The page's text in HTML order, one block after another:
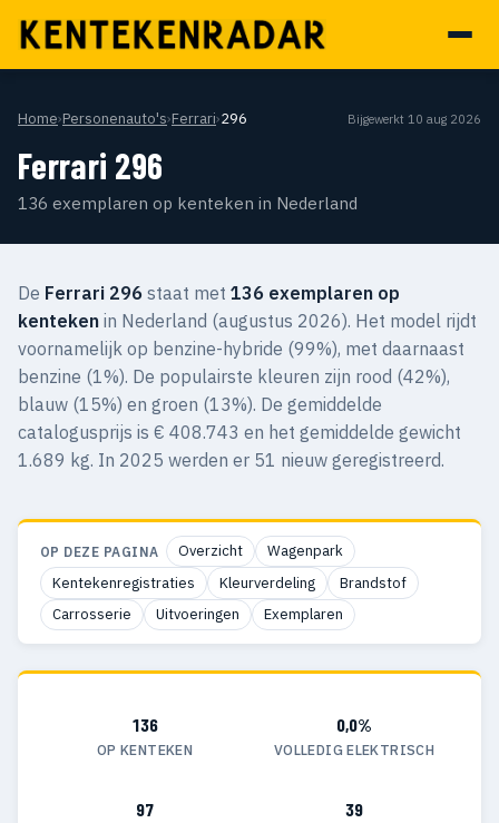
Home›Personenauto's›Ferrari›296 Bijgewerkt 10 aug 2026
Ferrari 296
136 exemplaren op kenteken in Nederland
De Ferrari 296 staat met 136 exemplaren op
kenteken in Nederland (augustus 2026). Het model rijdt
voornamelijk op benzine-hybride (99%), met daarnaast
benzine (1%). De populairste kleuren zijn rood (42%),
blauw (15%) en groen (13%). De gemiddelde
catalogusprijs is € 408.743 en het gemiddelde gewicht
1.689 kg. In 2025 werden er 51 nieuw geregistreerd.
OP DEZE PAGINA Overzicht
Wagenpark
Kentekenregistraties
Kleurverdeling
Brandstof
Carrosserie
Uitvoeringen Exemplaren
136
OP KENTEKEN
0,0%
VOLLEDIG ELEKTRISCH
97 39